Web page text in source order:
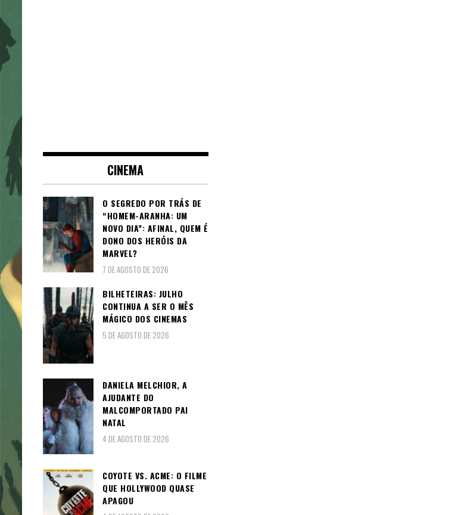
CINEMA
O SEGREDO POR TRÁS DE
“HOMEM-ARANHA: UM
NOVO DIA”: AFINAL, QUEM É
DONO DOS HERÓIS DA
MARVEL?
7 DE AGOSTO DE 2026
BILHETEIRAS: JULHO
CONTINUA A SER O MÊS
MÁGICO DOS CINEMAS
5 DE AGOSTO DE 2026
DANIELA MELCHIOR, A
AJUDANTE DO
MALCOMPORTADO PAI
NATAL
4 DE AGOSTO DE 2026
COYOTE VS. ACME: O FILME
QUE HOLLYWOOD QUASE
APAGOU